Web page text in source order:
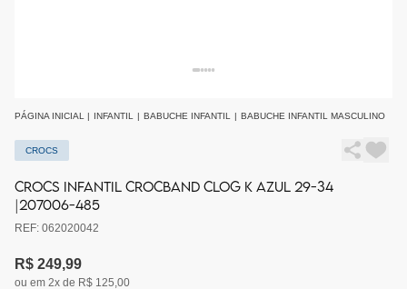
PÁGINA INICIAL | INFANTIL | BABUCHE INFANTIL | BABUCHE INFANTIL MASCULINO
CROCS
CROCS INFANTIL CROCBAND CLOG K AZUL 29-34
|207006-485
REF: 062020042
R$ 249,99
ou em 2x de R$ 125,00